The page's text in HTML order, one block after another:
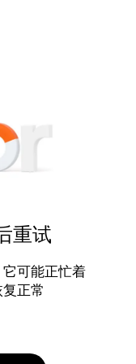
重试
可能正忙着
正常